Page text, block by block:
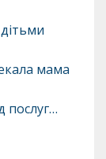
мама
послуг…